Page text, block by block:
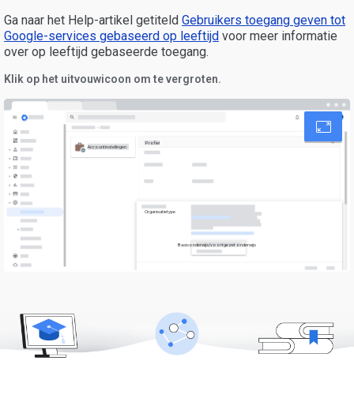
Ga naar het Help-artikel getiteld Gebruikers toegang geven tot
Google-services gebaseerd op leeftijd voor meer informatie
over op leeftijd gebaseerde toegang.
Klik op het uitvouwicoon om te vergroten.
Accountinstellingen
Organisatietype
Profiel
Basisonderwijs/voortgezet onderwijs